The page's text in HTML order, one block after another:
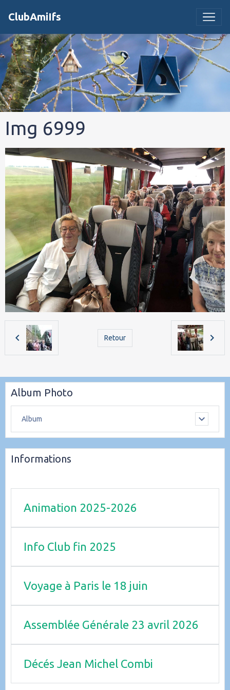
ClubAmiIfs
Img 6999
Retour
Album Photo
Album
Informations
Animation 2025-2026
Info Club fin 2025
Voyage à Paris le 18 juin
Assemblée Générale 23 avril 2026
Décés Jean Michel Combi